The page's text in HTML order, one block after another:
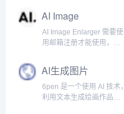
AI Image
Enlarger
AI Image Enlarger 需要使
用邮箱注册才能使用，注
额度。
AI生成图片
6pen 是一个使用 AI 技术，
利用文本生成绘画作品的